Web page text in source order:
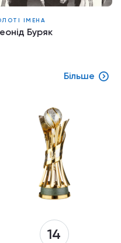
ІМЕНА
Буряк
Більше
14